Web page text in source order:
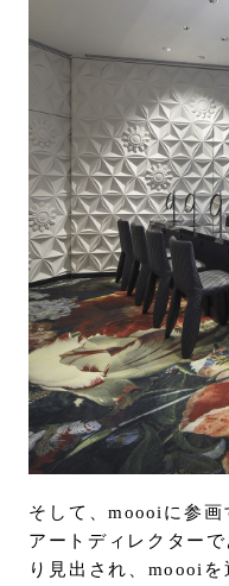
そして、moooiに参
アートディレクター
り見出され、moooi